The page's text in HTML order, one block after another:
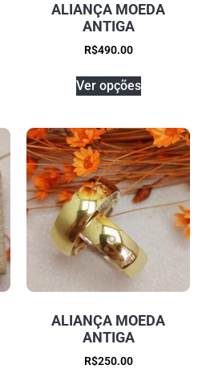
ALIANÇA MOEDA
ANTIGA
R$490.00
Ver opções
ALIANÇA MOEDA
ANTIGA
R$250.00